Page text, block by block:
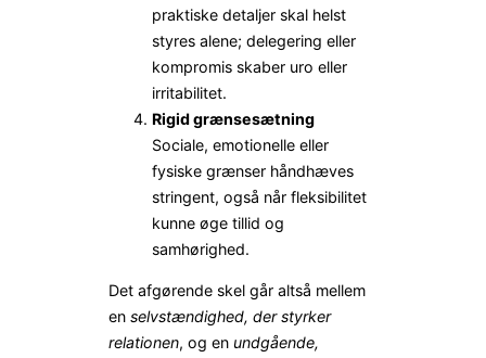
praktiske detaljer skal helst
styres alene; delegering eller
kompromis skaber uro eller
irritabilitet.
Rigid grænsesætning
Sociale, emotionelle eller
fysiske grænser håndhæves
stringent, også når fleksibilitet
kunne øge tillid og
samhørighed.
Det afgørende skel går altså mellem
en selvstændighed, der styrker
relationen, og en undgående,